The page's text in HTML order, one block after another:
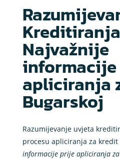
Najvažnije
apliciranja
Bugarskoj
Razumijevanje uvjeta
procesu apliciranja za kredit
informacije prije apliciranja